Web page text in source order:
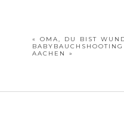
«
OMA, DU BIST
AACHEN
»